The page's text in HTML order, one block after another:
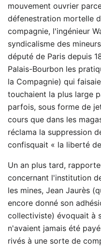
mouvement ouvrier
défenestration mortelle
compagnie, l'ingénieur
syndicalisme des
député de Paris depuis
Palais-Bourbon les
la Compagnie) qui
touchaient la plus large
parfois, sous forme de
cours que dans les
réclama la suppression
confisquait « la liberté
Un an plus tard,
concernant l'institution
les mines, Jean Jaurès
encore donné son
collectiviste) évoquait à
n'avaient jamais été
rivés à une sorte de